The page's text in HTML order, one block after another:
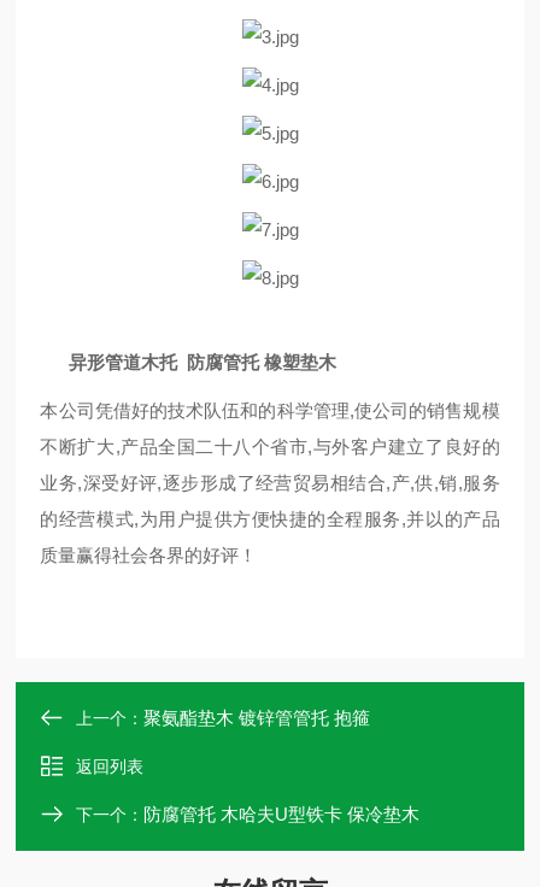
异形管道木托 防腐管托 橡塑垫木
本公司凭借好的技术队伍和的科学管理,使公司的销售规模
不断扩大,产品全国二十八个省市,与外客户建立了良好的
业务,深受好评,逐步形成了经营贸易相结合,产,供,销,服务
的经营模式,为用户提供方便快捷的全程服务,并以的产品
质量赢得社会各界的好评！
上一个：聚氨酯垫木 镀锌管管托 抱箍
返回列表
下一个： 防腐管托 木哈夫U型铁卡 保冷垫木